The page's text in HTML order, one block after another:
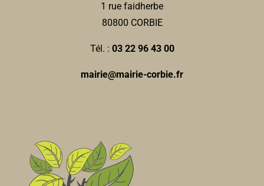
1 rue faidherbe
80800 CORBIE
Tél. : 03 22 96 43 00
mairie@mairie-corbie.fr